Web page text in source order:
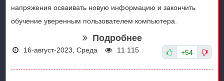
напряжения осваивать новую информацию и закончить
обучение уверенным пользователем компьютера.
Подробнее
16-август-2023, Среда 11 115 +54